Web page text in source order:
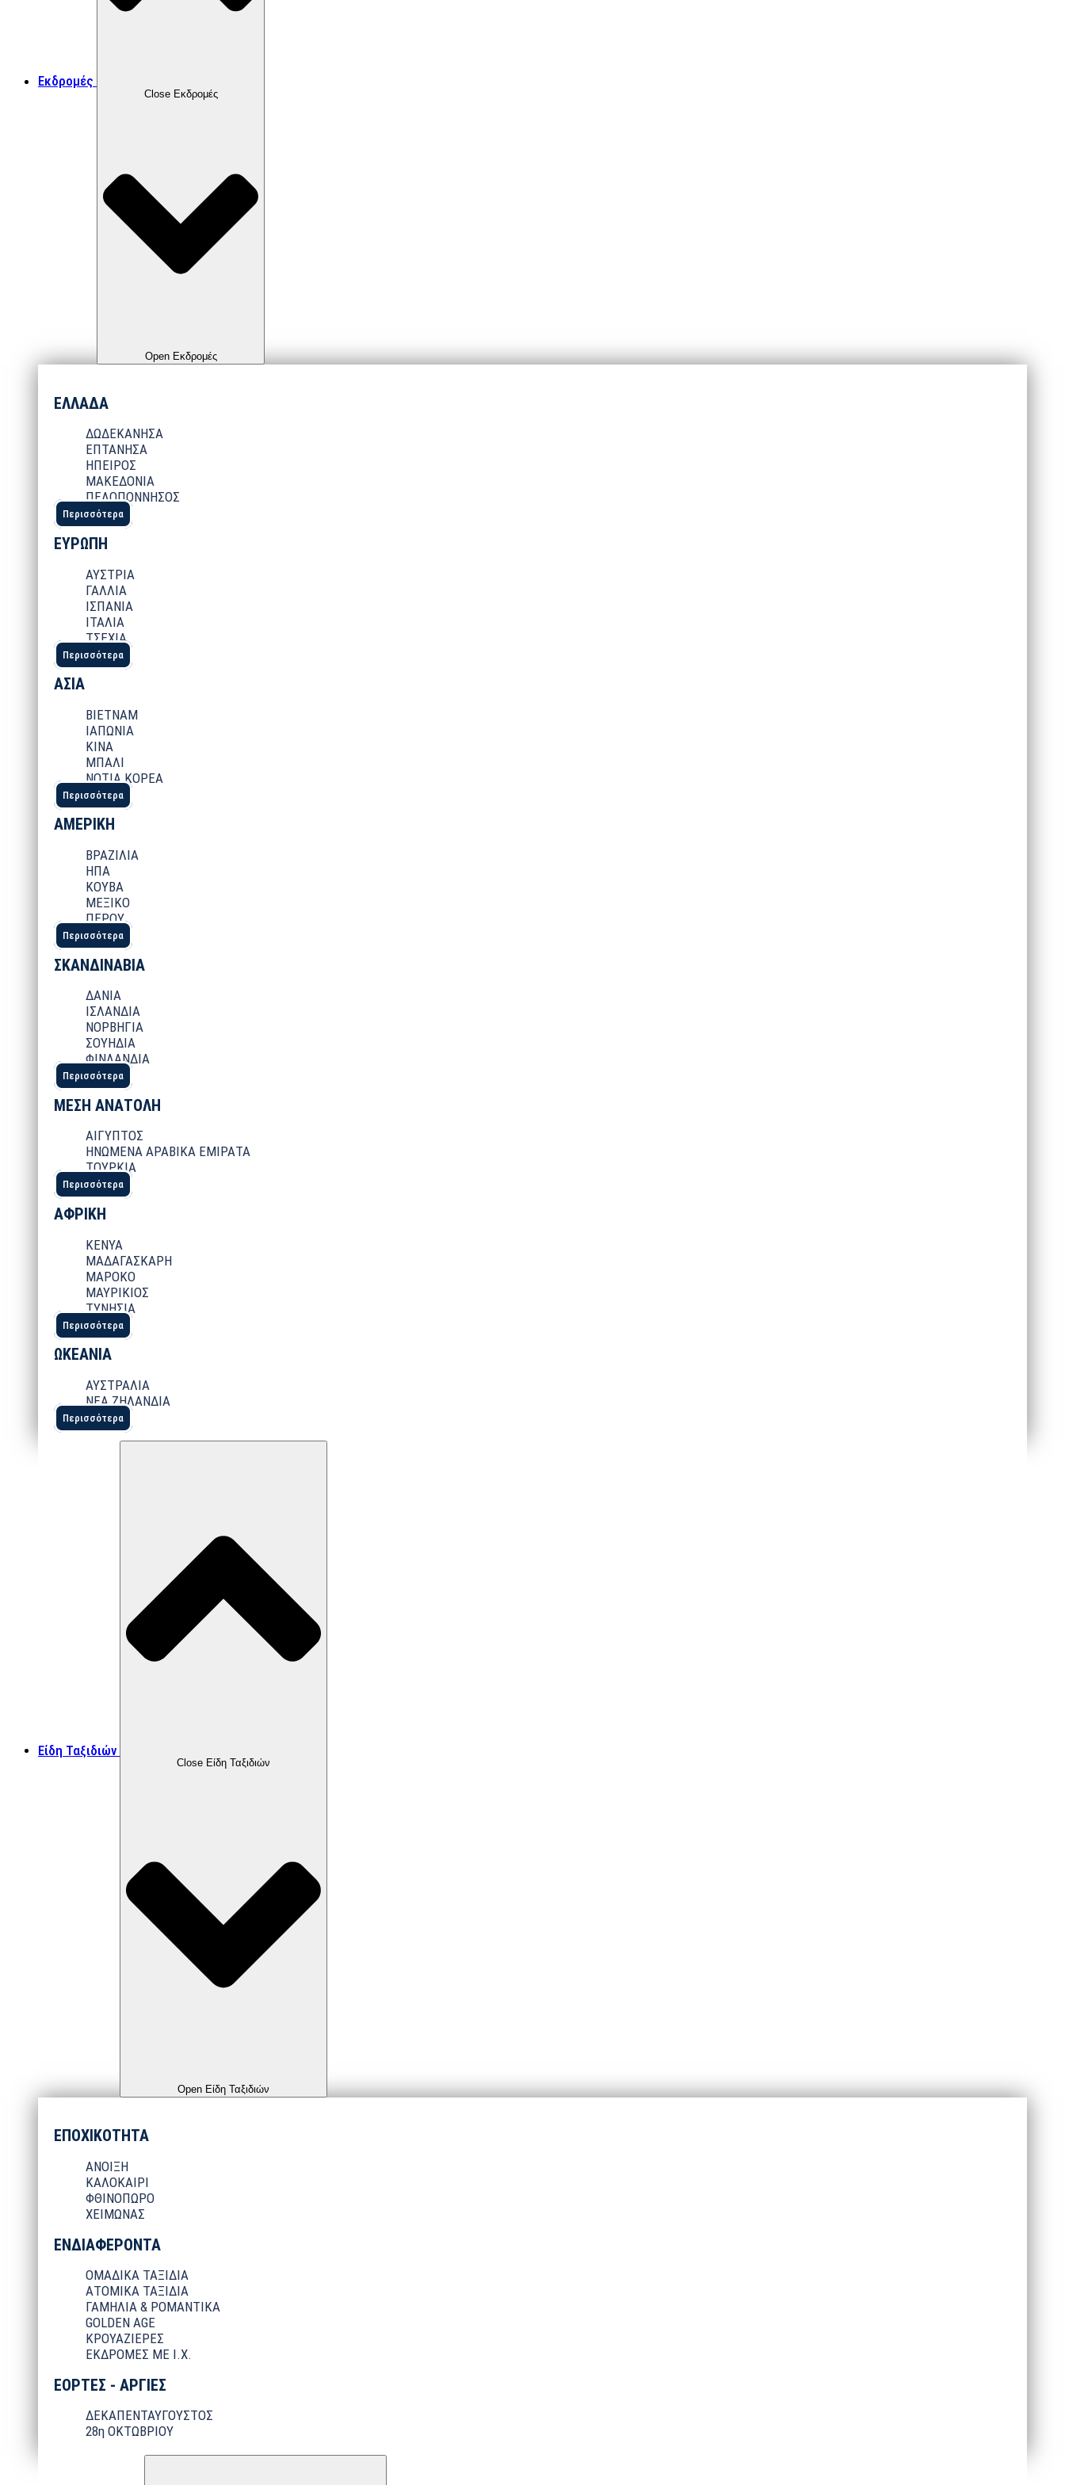
Εκδρομές
Close Εκδρομές
Open Εκδρομές
ΕΛΛΑΔΑ
ΔΩΔΕΚΑΝΗΣΑ
ΕΠΤΑΝΗΣΑ
ΗΠΕΙΡΟΣ
ΜΑΚΕΔΟΝΙΑ
ΠΕΛΟΠΟΝΝΗΣΟΣ
Περισσότερα
ΕΥΡΩΠΗ
ΑΥΣΤΡΙΑ
ΓΑΛΛΙΑ
ΙΣΠΑΝΙΑ
ΙΤΑΛΙΑ
ΤΣΕΧΙΑ
Περισσότερα
ΑΣΙΑ
ΒΙΕΤΝΑΜ
ΙΑΠΩΝΙΑ
ΚΙΝΑ
ΜΠΑΛΙ
ΝΟΤΙΑ ΚΟΡΕΑ
Περισσότερα
ΑΜΕΡΙΚΗ
ΒΡΑΖΙΛΙΑ
ΗΠΑ
ΚΟΥΒΑ
ΜΕΞΙΚΟ
ΠΕΡΟΥ
Περισσότερα
ΣΚΑΝΔΙΝΑΒΙΑ
ΔΑΝΙΑ
ΙΣΛΑΝΔΙΑ
ΝΟΡΒΗΓΙΑ
ΣΟΥΗΔΙΑ
ΦΙΝΛΑΝΔΙΑ
Περισσότερα
ΜΕΣΗ ΑΝΑΤΟΛΗ
ΑΙΓΥΠΤΟΣ
ΗΝΩΜΕΝΑ ΑΡΑΒΙΚΑ ΕΜΙΡΑΤΑ
ΤΟΥΡΚΙΑ
Περισσότερα
ΑΦΡΙΚΗ
ΚΕΝΥΑ
ΜΑΔΑΓΑΣΚΑΡΗ
ΜΑΡΟΚΟ
ΜΑΥΡΙΚΙΟΣ
ΤΥΝΗΣΙΑ
Περισσότερα
ΩΚΕΑΝΙΑ
ΑΥΣΤΡΑΛΙΑ
ΝΕΑ ΖΗΛΑΝΔΙΑ
Περισσότερα
Είδη Ταξιδιών
Close Είδη Ταξιδιών
Open Είδη Ταξιδιών
ΕΠΟΧΙΚΟΤΗΤΑ
ΑΝΟΙΞΗ
ΚΑΛΟΚΑΙΡΙ
ΦΘΙΝΟΠΩΡΟ
ΧΕΙΜΩΝΑΣ
ΕΝΔΙΑΦΕΡΟΝΤΑ
ΟΜΑΔΙΚΑ ΤΑΞΙΔΙΑ
ΑΤΟΜΙΚΑ ΤΑΞΙΔΙΑ
ΓΑΜΗΛΙΑ & ΡΟΜΑΝΤΙΚΑ
GOLDEN AGE
ΚΡΟΥΑΖΙΕΡΕΣ
ΕΚΔΡΟΜΕΣ ΜΕ Ι.Χ.
ΕΟΡΤΕΣ - ΑΡΓΙΕΣ
ΔΕΚΑΠΕΝΤΑΥΓΟΥΣΤΟΣ
28η ΟΚΤΩΒΡΙΟΥ